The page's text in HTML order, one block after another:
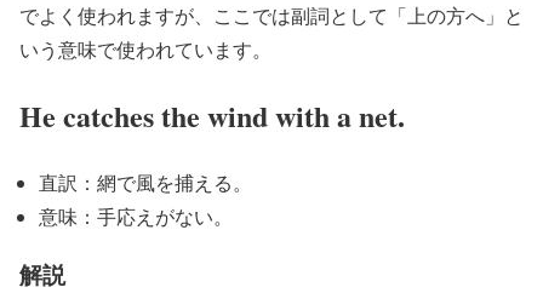
でよく使われますが、ここでは副詞として「上の方へ」と
いう意味で使われています。
He catches the wind with a net.
直訳：網で風を捕える。
意味：手応えがない。
解説